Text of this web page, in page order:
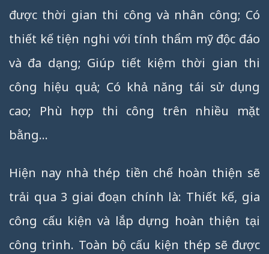
được thời gian thi công và nhân công; Có
thiết kế tiện nghi với tính thẩm mỹ độc đáo
và đa dạng; Giúp tiết kiệm thời gian thi
công hiệu quả; Có khả năng tái sử dụng
cao; Phù hợp thi công trên nhiều mặt
bằng…
Hiện nay nhà thép tiền chế hoàn thiện sẽ
trải qua 3 giai đoạn chính là: Thiết kế, gia
công cấu kiện và lắp dựng hoàn thiện tại
công trình. Toàn bộ cấu kiện thép sẽ được